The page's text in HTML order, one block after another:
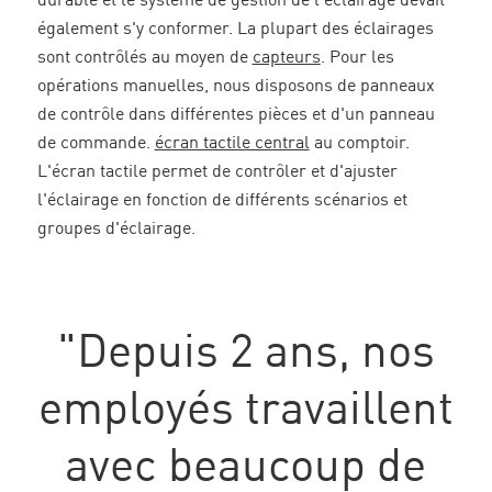
également s'y conformer. La plupart des éclairages
sont contrôlés au moyen de capteurs. Pour les
opérations manuelles, nous disposons de panneaux
de contrôle dans différentes pièces et d'un panneau
de commande. écran tactile centralau comptoir.
L'écran tactile permet de contrôler et d'ajuster
l'éclairage en fonction de différents scénarios et
groupes d'éclairage.
"Depuis 2 ans, nos
employés travaillent
avec beaucoup de